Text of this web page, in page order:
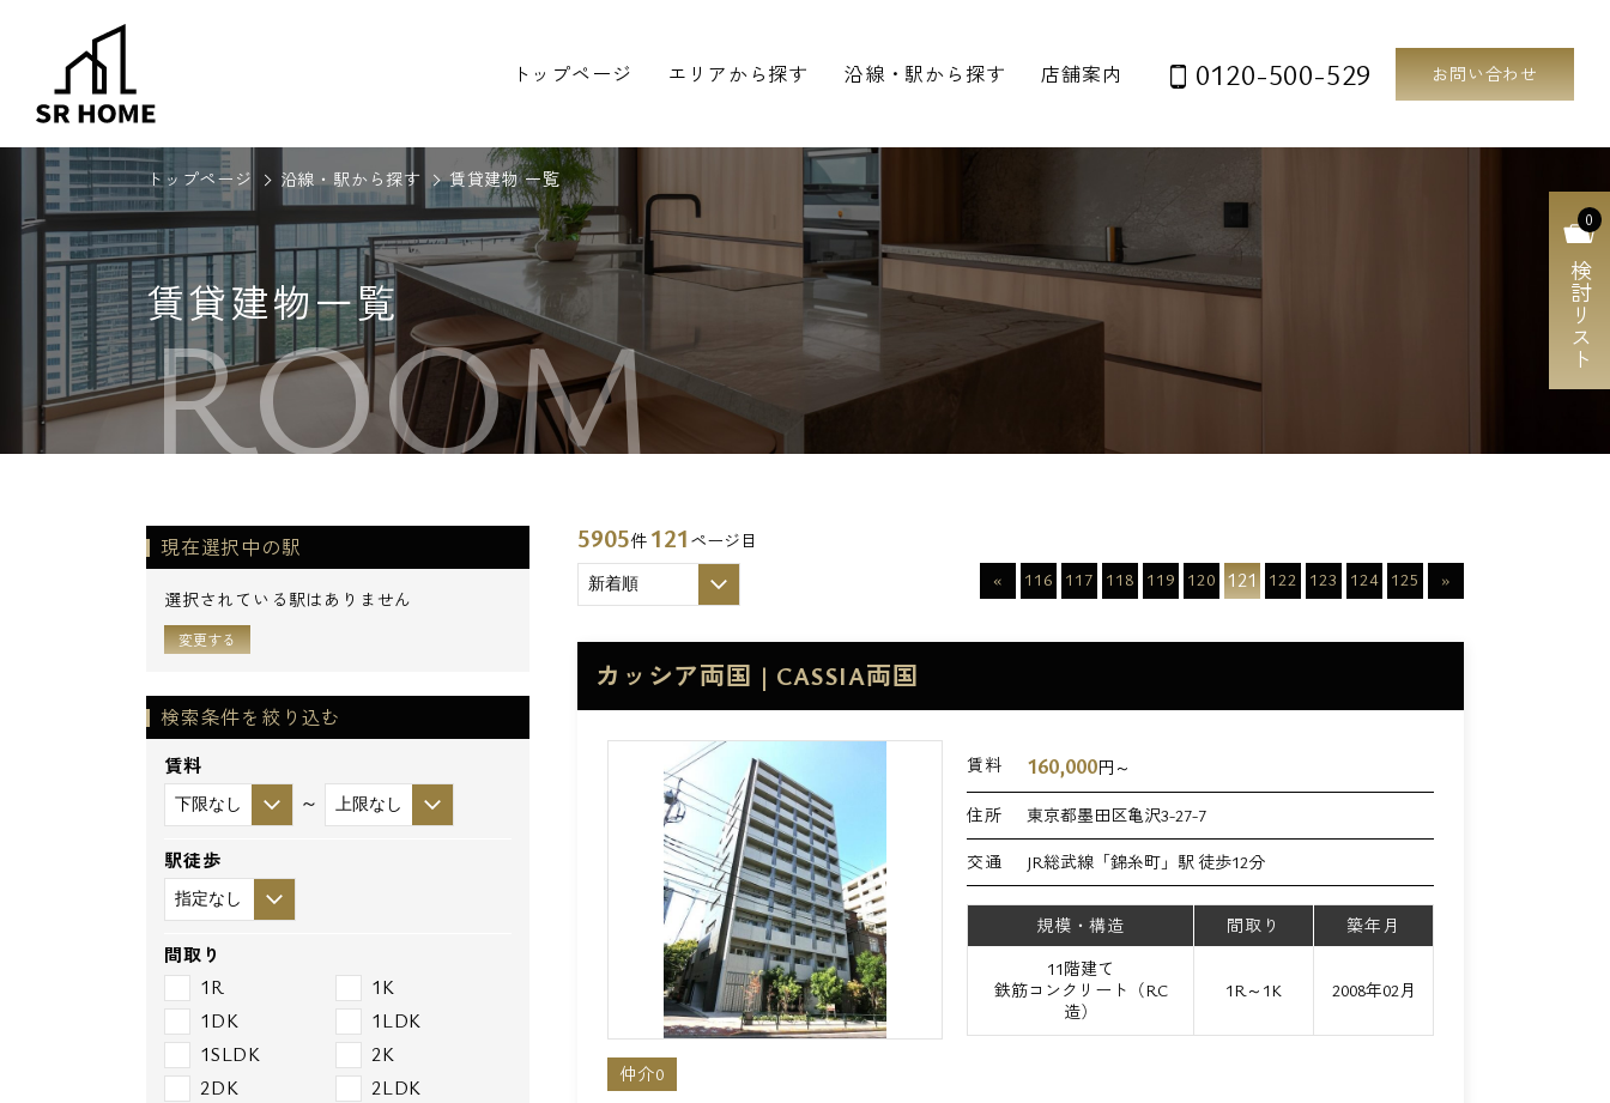
トップページ エリアから探す 沿線・駅から探す 店舗案内 0120-500-529 お問い合わせ
0
検討リスト
トップページ 沿線・駅から探す 賃貸建物 一覧
賃貸建物一覧
ROOM
5905件 121 ページ目
«
116 117 118 119 120 121 122 123 124 125 »
カッシア両国 | CASSIA両国
賃料 160,000円～
住所 東京都墨田区亀沢3-27-7
交通 JR総武線「錦糸町」駅 徒歩12分
規模・構造 間取り
築年月
11階建て
鉄筋コンクリート（RC
造）
1R～1K 2008年02月
仲介0
現在選択中の駅
選択されている駅はありません
変更する
検索条件を絞り込む
賃料
～
駅徒歩
間取り
1R
1K
1DK
1LDK
1SLDK
2K
2DK
2LDK